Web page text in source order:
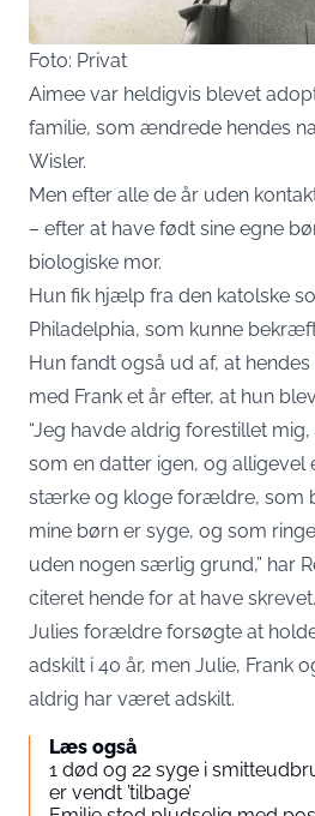
Foto: Privat
Aimee var heldigvis blevet
familie, som ændrede hendes
Wisler.
Men efter alle de år uden
– efter at have født sine egne
biologiske mor.
Hun fik hjælp fra den katolske
Philadelphia, som kunne
Hun fandt også ud af, at
med Frank et år efter, at hun
“Jeg havde aldrig forestillet
som en datter igen, og alligevel
stærke og kloge forældre, som
mine børn er syge, og som
uden nogen særlig grund,” har
citeret hende for at have skrevet.
Julies forældre forsøgte at
adskilt i 40 år, men Julie, Frank
aldrig har været adskilt.
Læs også
1 død og 22 syge i
er vendt ’tilbage’